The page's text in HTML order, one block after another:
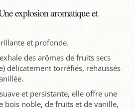
explosion aromatique et
et profonde.
des arômes de fruits secs
délicatement torréfiés, rehaussés
et persistante, elle offre une
bois noble, de fruits et de vanille,